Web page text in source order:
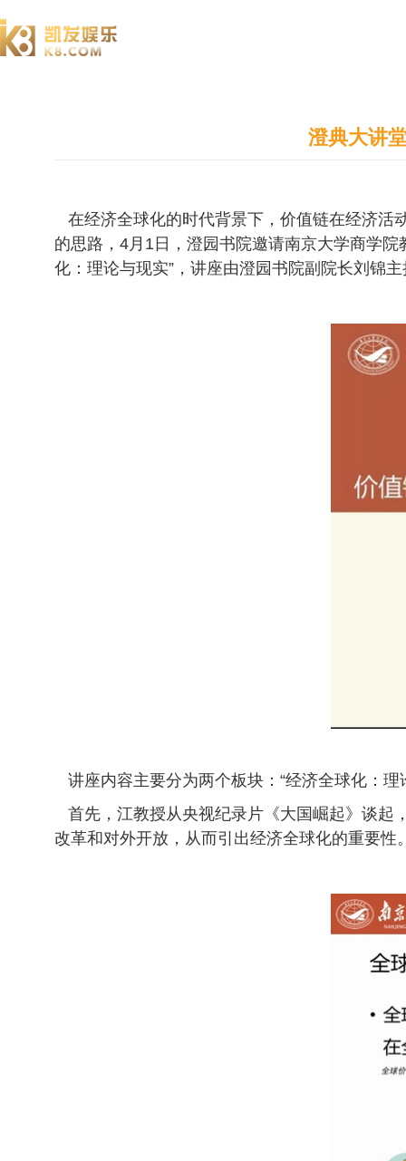
澄典大讲
在经济全球化的时代背景下，价值链在经济活
的思路，4月1日，澄园书院邀请南京大学商学
化：理论与现实”，讲座由澄园书院副院长刘锦
讲座内容主要分为两个板块：“经济全球化：理
首先，江教授从央视纪录片《大国崛起》谈起
改革和对外开放，从而引出经济全球化的重要